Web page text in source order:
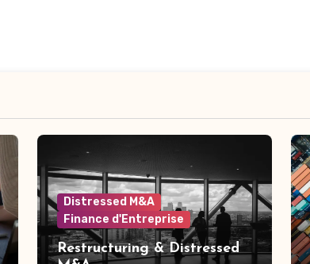
Distressed M&A
Finance d'Entreprise
Restructuring & Distressed